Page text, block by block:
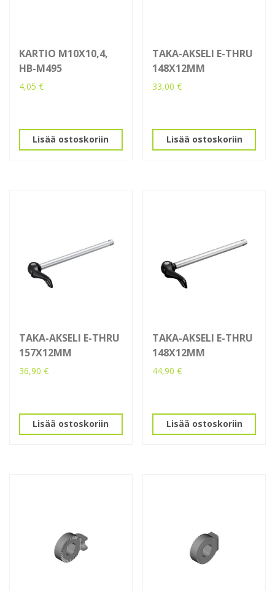
KARTIO M10X10,4,
HB-M495
4,05 €
Lisää ostoskoriin
TAKA-AKSELI E-THRU
148X12MM
33,00€
Lisää ostoskoriin
TAKA-AKSELI E-THRU
157X12MM
36,90 €
Lisää ostoskoriin
TAKA-AKSELI E-THRU
148X12MM
44,90€
Lisää ostoskoriin